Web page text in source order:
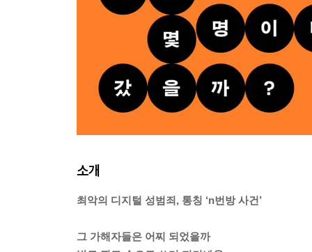
소개
최악의 디지털 성범죄, 통칭 ‘n번방 사건’
그 가해자들은 어찌 되었을까